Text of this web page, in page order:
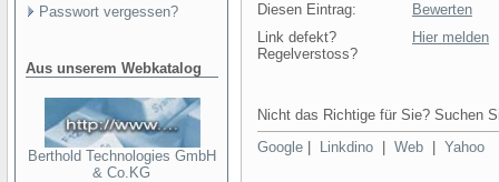
Passwort vergessen?
Aus unserem Webkatalog
Berthold Technologies GmbH
& Co.KG
Diesen Eintrag:
Bewerten
Link defekt?
Regelverstoss?
Hier melden
Nicht das Richtige für Sie? Suchen
Google
Linkdino Web Yahoo